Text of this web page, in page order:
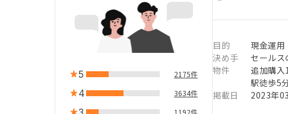
5 2175件
4 3634件
1192件
目的
現金運用
決め手
セールス
物件
追加購入
駅徒歩5
掲載日
2023年